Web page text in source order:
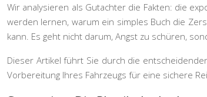
Wir analysieren als Gutachter die Fakten: die
werden lernen, warum ein simples Buch die
kann. Es geht nicht darum, Angst zu schüren,
Dieser Artikel führt Sie durch die
Vorbereitung Ihres Fahrzeugs für eine sichere